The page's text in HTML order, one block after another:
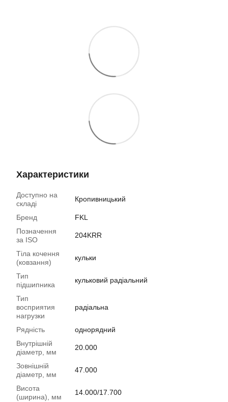
Характеристики
Доступно на
складі
Кропивницький
Бренд
FKL
Позначення
за ISO
204KRR
Тіла кочення
(ковзання)
кульки
Тип
підшипника
кульковий радіальний
Тип
восприятия
нагрузки
радіальна
Рядність
однорядний
Внутрішній
діаметр, мм
20.000
Зовнішній
діаметр, мм
47.000
Висота
(ширина), мм
14.000/17.700